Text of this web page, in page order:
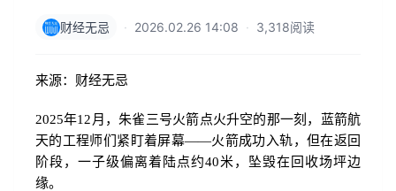
财经无忌 · 2026.02.26 14:08 · 3,318阅读
来源：财经无忌
2025年12月，朱雀三号火箭点火升空的那一刻，蓝箭航
天的工程师们紧盯着屏幕——火箭成功入轨，但在返回
阶段，一子级偏离着陆点约40米，坠毁在回收场坪边
缘。